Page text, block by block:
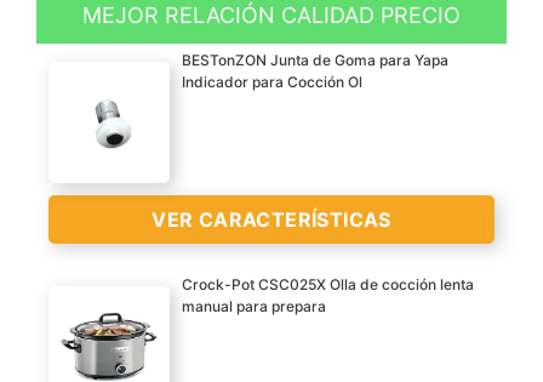
Capacidad de 6L, 12
comensales. Programable
24 horas. 9 menus de
cocina y 2 presiones.
Efecto presurización,
generando unos sabores
Cocina en baja y alta
presion
VER
CARACTERÍSTICAS
>
MEJOR RELACIÓN CALIDAD PRECIO
BESTonZON Junta de Goma para Yapa
Indicador para Cocción Ol
VER CARACTERÍSTICAS
¡El flotador y el sellador
son parte de la tapa de la
Crock-Pot CSC025X Olla de cocción lenta
manual para prepara